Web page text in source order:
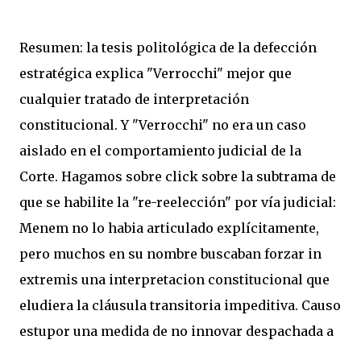
Resumen: la tesis politológica de la defección
estratégica explica "Verrocchi" mejor que
cualquier tratado de interpretación
constitucional. Y "Verrocchi" no era un caso
aislado en el comportamiento judicial de la
Corte. Hagamos sobre click sobre la subtrama de
que se habilite la "re-reelección" por vía judicial:
Menem no lo habia articulado explícitamente,
pero muchos en su nombre buscaban forzar in
extremis una interpretacion constitucional que
eludiera la cláusula transitoria impeditiva. Causo
estupor una medida de no innovar despachada a